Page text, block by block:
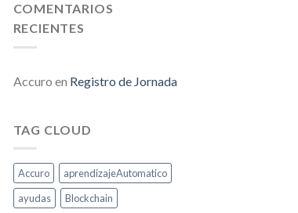
COMENTARIOS
RECIENTES
Accuro en Registro de Jornada
TAG CLOUD
Accuro
aprendizajeAutomatico
ayudas
Blockchain